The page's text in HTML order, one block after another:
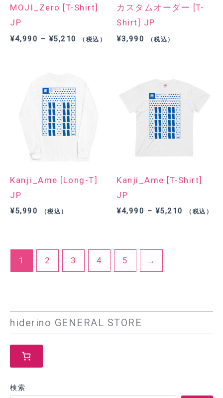
MOJI_Zero [T-Shirt]
JP
¥4,990 – ¥5,210 価（税込）
カスタムオーダー [T-
Shirt] JP
¥3,990 （税込）
Kanji_Ame [Long-T]
JP
¥5,990 （税込）
Kanji_Ame [T-Shirt]
JP
¥4,990 – ¥5,210 価（税込）
1 2 3 4 5 →
hiderino GENERAL STORE
検索